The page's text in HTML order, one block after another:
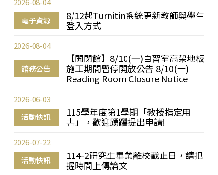
電子資源
8/12起Turnitin系統更新教師與學生
登入方式
2026-08-04
館務公告
【開閉館】8/10(一)自習室高架地板
施工期間暫停開放公告 8/10(一)
Reading Room Closure Notice
2026-08-04
活動快訊
115學年度第1學期「教授指定用
書」，歡迎踴躍提出申請!
2026-06-03
活動快訊
114-2研究生畢業離校截止日，請把
握時間上傳論文
2026-07-22